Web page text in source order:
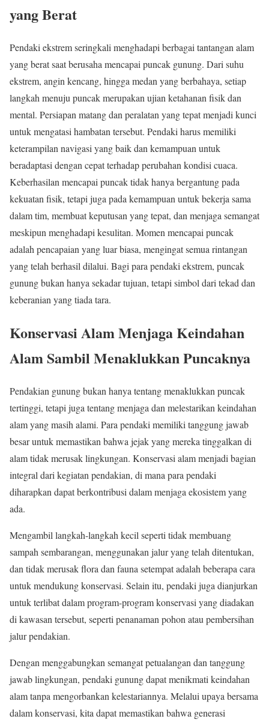
yang Berat
Pendaki ekstrem seringkali menghadapi berbagai tantangan alam
yang berat saat berusaha mencapai puncak gunung. Dari suhu
ekstrem, angin kencang, hingga medan yang berbahaya, setiap
langkah menuju puncak merupakan ujian ketahanan fisik dan
mental. Persiapan matang dan peralatan yang tepat menjadi kunci
untuk mengatasi hambatan tersebut. Pendaki harus memiliki
keterampilan navigasi yang baik dan kemampuan untuk
beradaptasi dengan cepat terhadap perubahan kondisi cuaca.
Keberhasilan mencapai puncak tidak hanya bergantung pada
kekuatan fisik, tetapi juga pada kemampuan untuk bekerja sama
dalam tim, membuat keputusan yang tepat, dan menjaga semangat
meskipun menghadapi kesulitan. Momen mencapai puncak
adalah pencapaian yang luar biasa, mengingat semua rintangan
yang telah berhasil dilalui. Bagi para pendaki ekstrem, puncak
gunung bukan hanya sekadar tujuan, tetapi simbol dari tekad dan
keberanian yang tiada tara.
Konservasi Alam Menjaga Keindahan
Alam Sambil Menaklukkan Puncaknya
Pendakian gunung bukan hanya tentang menaklukkan puncak
tertinggi, tetapi juga tentang menjaga dan melestarikan keindahan
alam yang masih alami. Para pendaki memiliki tanggung jawab
besar untuk memastikan bahwa jejak yang mereka tinggalkan di
alam tidak merusak lingkungan. Konservasi alam menjadi bagian
integral dari kegiatan pendakian, di mana para pendaki
diharapkan dapat berkontribusi dalam menjaga ekosistem yang
ada.
Mengambil langkah-langkah kecil seperti tidak membuang
sampah sembarangan, menggunakan jalur yang telah ditentukan,
dan tidak merusak flora dan fauna setempat adalah beberapa cara
untuk mendukung konservasi. Selain itu, pendaki juga dianjurkan
untuk terlibat dalam program-program konservasi yang diadakan
di kawasan tersebut, seperti penanaman pohon atau pembersihan
jalur pendakian.
Dengan menggabungkan semangat petualangan dan tanggung
jawab lingkungan, pendaki gunung dapat menikmati keindahan
alam tanpa mengorbankan kelestariannya. Melalui upaya bersama
dalam konservasi, kita dapat memastikan bahwa generasi